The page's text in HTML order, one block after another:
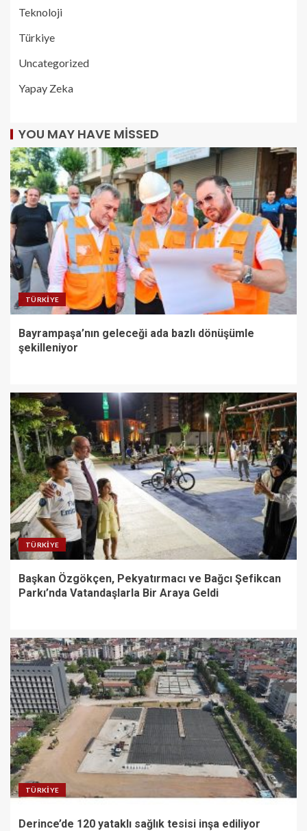
Teknoloji
Türkiye
Uncategorized
Yapay Zeka
YOU MAY HAVE MISSED
TÜRKIYE
Bayrampaşa’nın geleceği ada bazlı dönüşümle
şekilleniyor
TÜRKIYE
Başkan Özgökçen, Pekyatırmacı ve Bağcı Şefikcan
Parkı’nda Vatandaşlarla Bir Araya Geldi
TÜRKIYE
Derince’de 120 yataklı sağlık tesisi inşa ediliyor